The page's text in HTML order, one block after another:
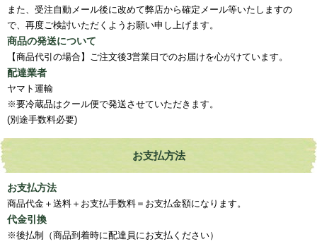
また、受注自動メール後に改めて弊店から確定メール等いたしますの
で、再度ご検討いただくようお願い申し上げます。
商品の発送について
【商品代引の場合】ご注文後3営業日でのお届けを心がけています。
配達業者
ヤマト運輸
※要冷蔵品はクール便で発送させていただきます。
(別途手数料必要)
お支払方法
お支払方法
商品代金＋送料＋お支払手数料＝お支払金額になります。
代金引換
※後払制（商品到着時に配達員にお支払ください）